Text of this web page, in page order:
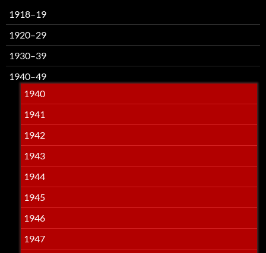
1918–19
1920–29
1930–39
1940–49
1940
1941
1942
1943
1944
1945
1946
1947